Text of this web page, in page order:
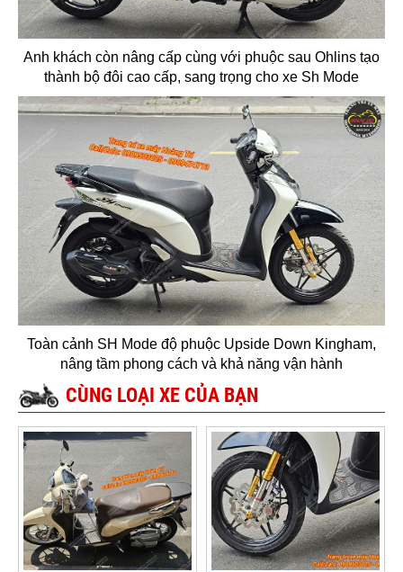
Anh khách còn nâng cấp cùng với phuộc sau Ohlins tạo
thành bộ đôi cao cấp, sang trọng cho xe Sh Mode
Toàn cảnh SH Mode độ phuộc Upside Down Kingham,
nâng tầm phong cách và khả năng vận hành
CÙNG LOẠI XE CỦA BẠN